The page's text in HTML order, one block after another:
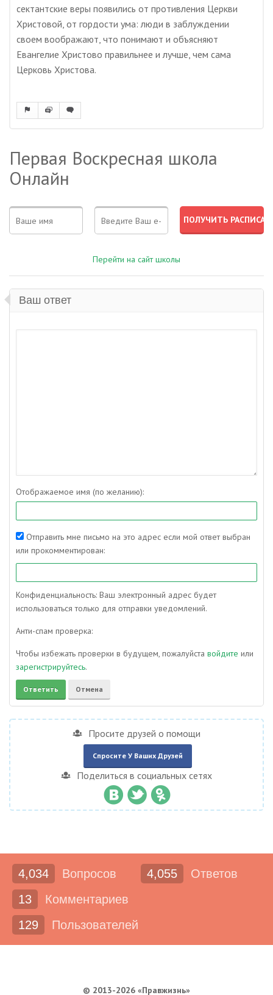
сектантские веры появились от противления Церкви
Христовой, от гордости ума: люди в заблуждении
своем воображают, что понимают и объясняют
Евангелие Христово правильнее и лучше, чем сама
Церковь Христова.
Первая Воскресная школа
Онлайн
Перейти на сайт школы
Ваш ответ
Отображаемое имя (по желанию):
Отправить мне письмо на это адрес если мой ответ выбран
или прокомментирован:
Конфиденциальность: Ваш электронный адрес будет
использоваться только для отправки уведомлений.
Анти-спам проверка:
Чтобы избежать проверки в будущем, пожалуйста войдите или
зарегистрируйтесь.
Просите друзей о помощи
Спросите У Ваших Друзей
Поделиться в социальных сетях
4,034 Вопросов 4,055
Ответов
13
Комментариев
129
Пользователей
© 2013-2026 «Правжизнь»